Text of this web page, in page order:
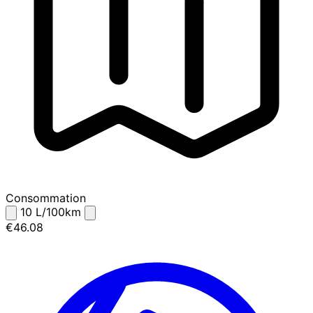
Consommation
10 L/100km
€46.08